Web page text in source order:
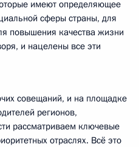
имеют определяющее
сферы страны, для
повышения качества жизни
и нацелены все эти
совещаний, и на площадке
регионов,
рассматриваем ключевые
отраслях. Всё это